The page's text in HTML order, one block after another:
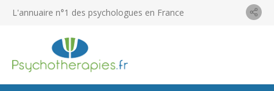
L'annuaire n°1 des psychologues en France